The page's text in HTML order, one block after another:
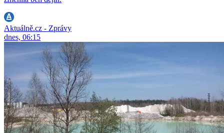
Aktuálně.cz - Zprávy
dnes, 06:15